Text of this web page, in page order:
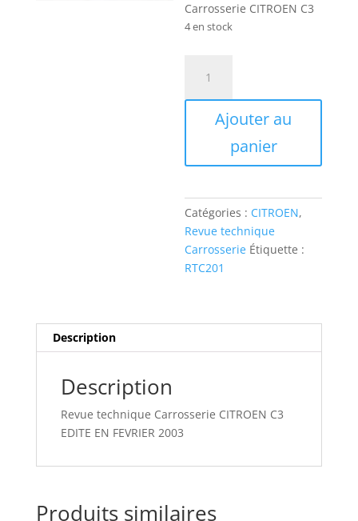
Carrosserie CITROEN C3
4 en stock
RTC201
Revue
Carrosserie
Ajouter au
panier
Catégories : CITROEN,
Revue technique
Carrosserie Étiquette :
RTC201
Description
Description
Revue technique Carrosserie CITROEN C3
EDITE EN FEVRIER 2003
Produits similaires